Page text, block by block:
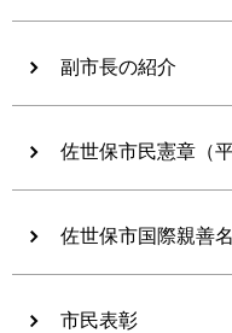
副市長の紹介
佐世保市民憲章（
佐世保市国際親善
市民表彰